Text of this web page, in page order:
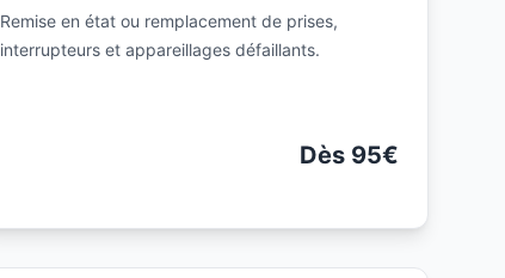
Remise en état ou remplacement de prises,
interrupteurs et appareillages défaillants.
Dès 95€